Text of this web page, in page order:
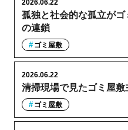
孤独と社会的な孤立が
の連鎖
2026.06.22
ゴミ屋敷
清掃現場で見たゴミ屋
2026.06.22
ゴミ屋敷